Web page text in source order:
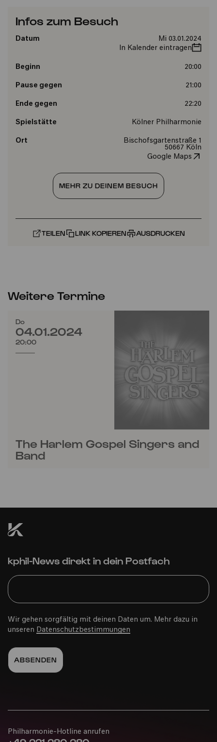
Infos zum Besuch
Datum
Mi 03.01.2024
In Kalender eintragen
Beginn 20:00
Pause gegen 21:00
Ende gegen 22:20
Spielstätte Kölner Philharmonie
Ort
Bischofsgartenstraße 1
50667 Köln
Google Maps
MEHR ZU DEINEM BESUCH
TEILEN LINK KOPIEREN AUSDRUCKEN
Weitere Termine
Do
04.01.2024
20:00
The Harlem Gospel Singers and
Band
kphil-News direkt in dein Postfach
Wir gehen sorgfältig mit deinen Daten um. Mehr dazu in
unseren Datenschutzbestimmungen
Philharmonie-Hotline anrufen